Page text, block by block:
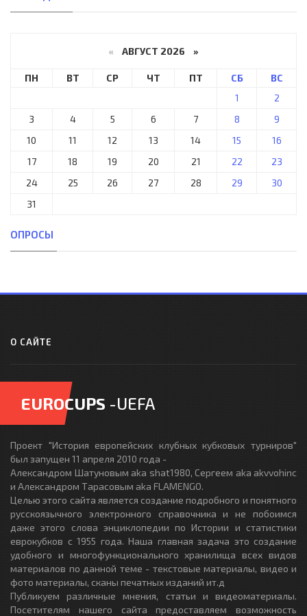
« АВГУСТ 2026 »
ПН ВТ СР ЧТ ПТ СБ
ВС
1
2
3
4 5 6 7 8
9
10
11 12 13 14 15
16
17
18 19 20 21 22
23
24
25 26 27 28 29
30
31
ОПРОСЫ
О САЙТЕ
EUROCUPS -UEFA
Проект "История европейских клубных кубковых турниров"
был запущен 11 апреля 2010 года -
Александром Шатуновым aka shat1980, Сергеем aka akvvohinc
и Александром Тарасовым aka FLAMENGO.
Целью этого сайта является создание подробного и понятного
русскоязычного электронного справочника и не побоимся
даже этого слова энциклопедии по Истории и статистики
еврокубков с 1955 года. Наша главная задача это создание
удобного и многофункционального хранилища всех видов
материалов по данной теме - текстовые материалы, видео и
фото материалы, сканы печатных изданий ит.д
Публикуем различные мнения, статьи и видеоматериалы.
Посетителям нашего сайта предоставляем возможность